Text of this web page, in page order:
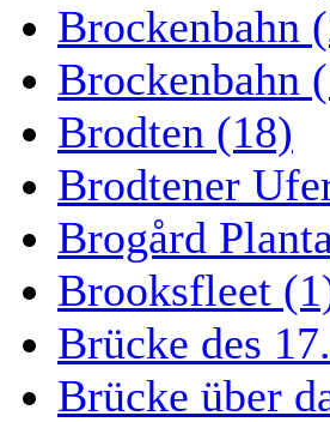
Brockenbahn
Brockenbahn
Brodten (18)
Brodtener
Brogård
Brooksfleet
Brücke des
Brücke über